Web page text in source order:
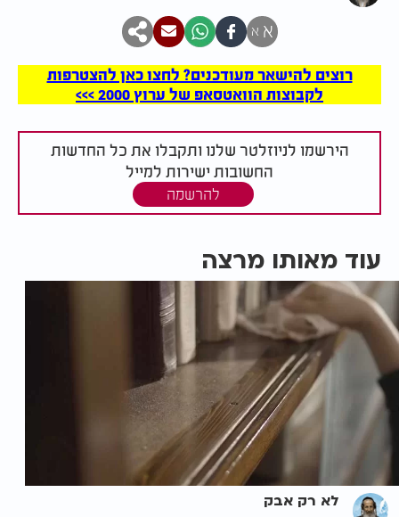
א א
רוצים להישאר מעודכנים? לחצו כאן להצטרפות
לקבוצות הוואטסאפ של ערוץ 2000 >>>
הירשמו לניוזלטר שלנו ותקבלו את כל החדשות
החשובות ישירות למייל
להרשמה
עוד מאותו מרצה
לא רק אבק